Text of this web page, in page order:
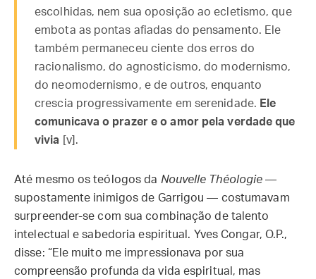
escolhidas, nem sua oposição ao ecletismo, que
embota as pontas afiadas do pensamento. Ele
também permaneceu ciente dos erros do
racionalismo, do agnosticismo, do modernismo,
do neomodernismo, e de outros, enquanto
crescia progressivamente em serenidade. Ele
comunicava o prazer e o amor pela verdade que
vivia [v].
Até mesmo os teólogos da Nouvelle Théologie —
supostamente inimigos de Garrigou — costumavam
surpreender-se com sua combinação de talento
intelectual e sabedoria espiritual. Yves Congar, O.P.,
disse: “Ele muito me impressionava por sua
compreensão profunda da vida espiritual, mas